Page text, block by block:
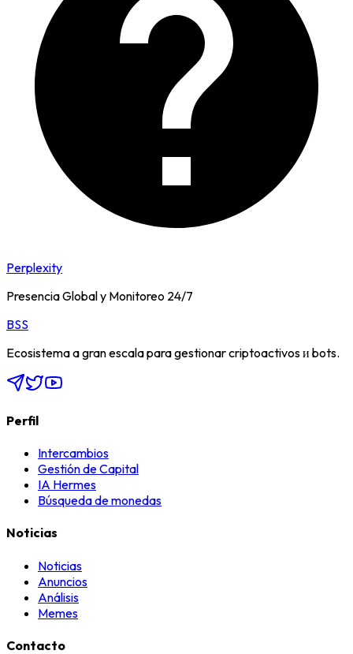
Perplexity
Presencia Global y Monitoreo 24/7
BSS
Ecosistema a gran escala para gestionar criptoactivos и bots.
Perfil
Intercambios
Gestión de Capital
IA Hermes
Búsqueda de monedas
Noticias
Noticias
Anuncios
Análisis
Memes
Contacto